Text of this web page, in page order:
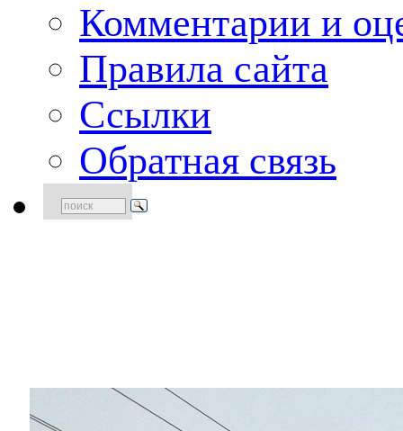
Комментарии и
Правила сайта
Ссылки
Обратная связь